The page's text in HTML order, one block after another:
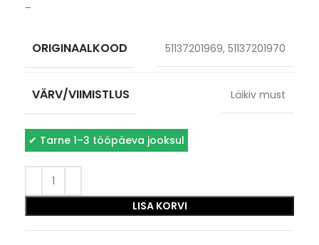
–
ORIGINAALKOOD 51137201969, 51137201970
VÄRV/VIIMISTLUS Läikiv must
✔ Tarne 1–3 tööpäeva jooksul
LISA KORVI